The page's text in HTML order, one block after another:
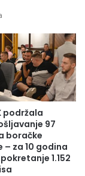
OLOVO
podržala
97
boračke
– za 10 godina
1.152